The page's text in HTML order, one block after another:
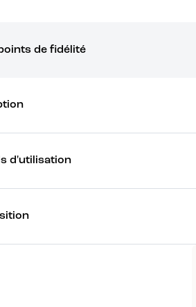
de fidélité
d'utilisation